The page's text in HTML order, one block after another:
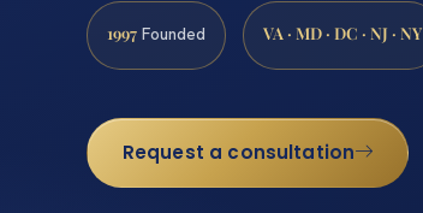
1997 Founded VA · MD · DC · NJ · NY
Request a consultation